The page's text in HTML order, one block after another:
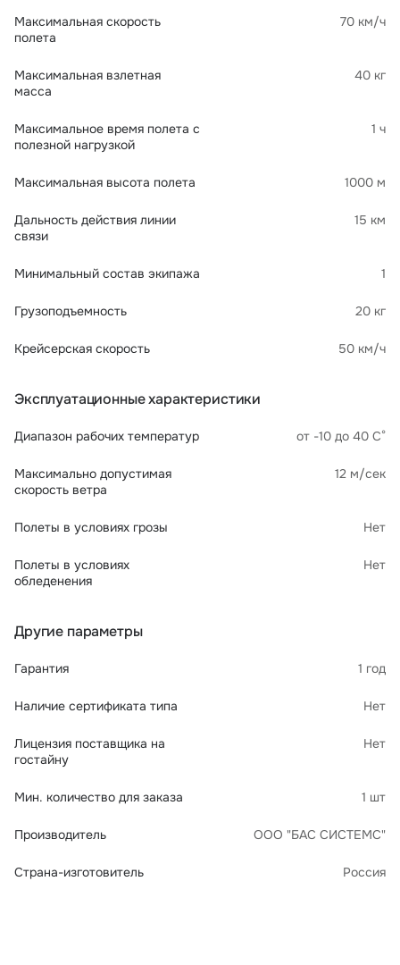
Максимальная скорость
полета
70 км/ч
Максимальная взлетная
масса
40 кг
Максимальное время полета с
полезной нагрузкой
1 ч
Максимальная высота полета 1000 м
Дальность действия линии
связи
15 км
Минимальный состав экипажа 1
Грузоподъемность 20 кг
Крейсерская скорость 50 км/ч
Эксплуатационные характеристики
Диапазон рабочих температур от -10 до 40 С°
Максимально допустимая
скорость ветра
12 м/сек
Полеты в условиях грозы Нет
Полеты в условиях
обледенения
Нет
Другие параметры
Гарантия 1 год
Наличие сертификата типа Нет
Лицензия поставщика на
гостайну
Нет
Мин. количество для заказа 1 шт
Производитель ООО "БАС СИСТЕМС"
Страна-изготовитель Россия